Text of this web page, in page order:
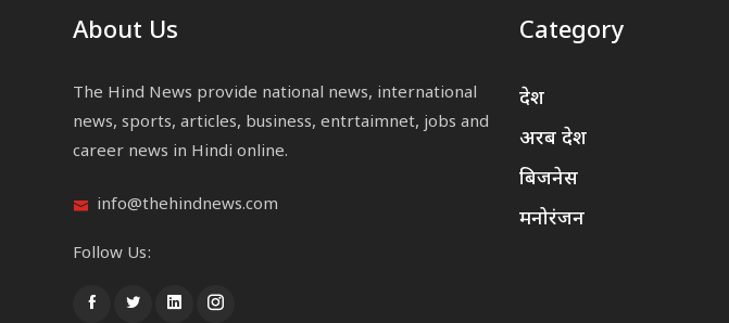
About Us
The Hind News provide national news, international
news, sports, articles, business, entrtaimnet, jobs and
career news in Hindi online.
info@thehindnews.com
Follow Us:
Category
देश
अरब देश
बिजनेस
मनोरंजन